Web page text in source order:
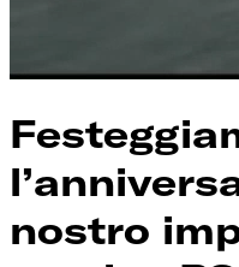
nostro